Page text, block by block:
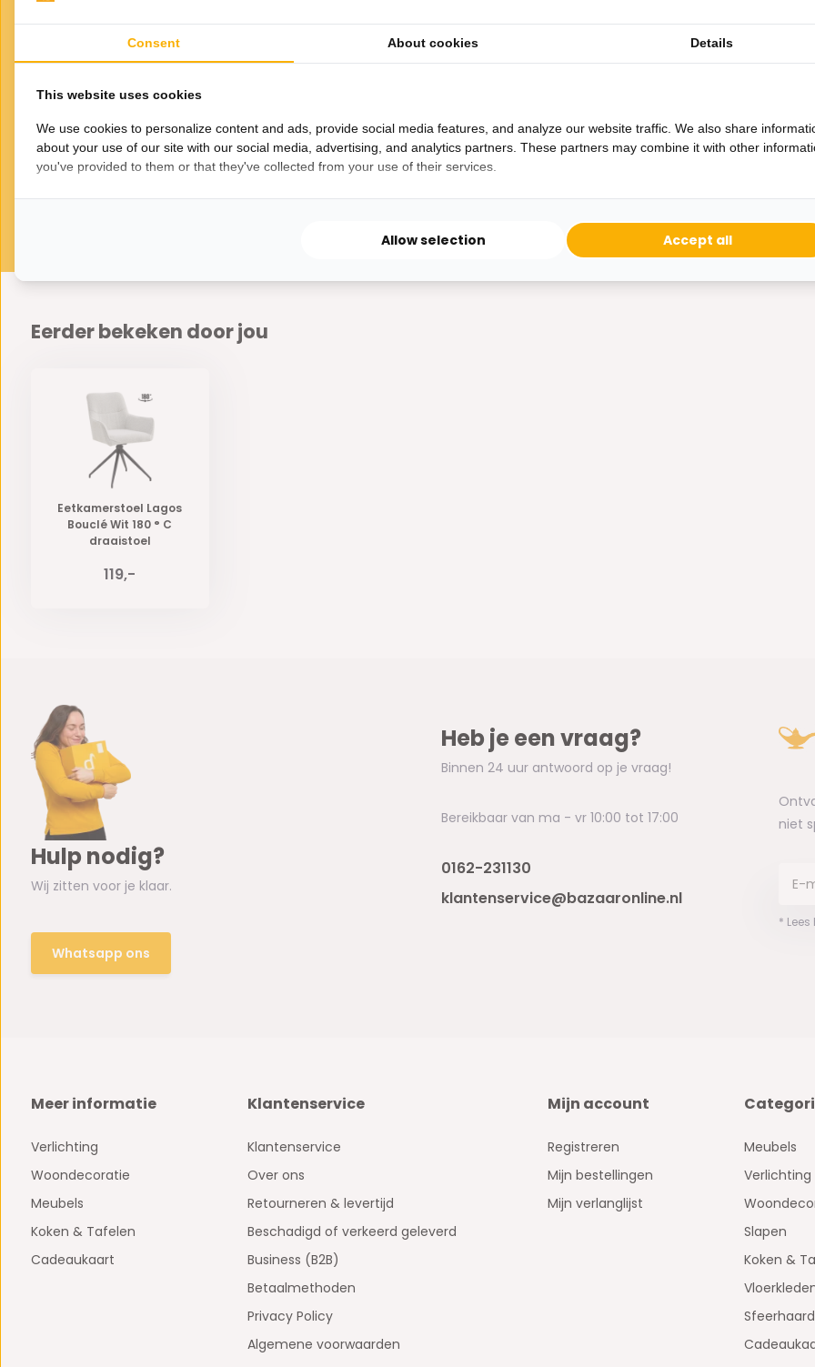
VOOR JOU GESELECTEERD
producten
79,-
Eerder bekeken door jou
Eetkamerstoel Lagos
Bouclé Wit 180 ° C
draaistoel
119,-
Hulp nodig?
Wij zitten voor je klaar.
Whatsapp ons
Heb je een vraag?
Binnen 24 uur antwoord op je vraag!
Bereikbaar van ma - vr 10:00 tot 17:00
0162-231130
klantenservice@bazaaronline.nl
niet
*
Meer informatie
Verlichting
Woondecoratie
Meubels
Koken & Tafelen
Cadeaukaart
Klantenservice
Klantenservice
Over ons
Retourneren & levertijd
Beschadigd of verkeerd geleverd
Business (B2B)
Betaalmethoden
Privacy Policy
Algemene voorwaarden
Mijn account
Registreren
Mijn bestellingen
Mijn verlanglijst
Meubels
Verlichting
Slapen
Koken &
Consent About cookies Details
This website uses cookies
We use cookies to personalize content and ads, provide social media features, and analyze our website traffic. We also share
about your use of our site with our social media, advertising, and analytics partners. These partners may combine it with other
you've provided to them or that they've collected from your use of their services.
Allow selection Accept all